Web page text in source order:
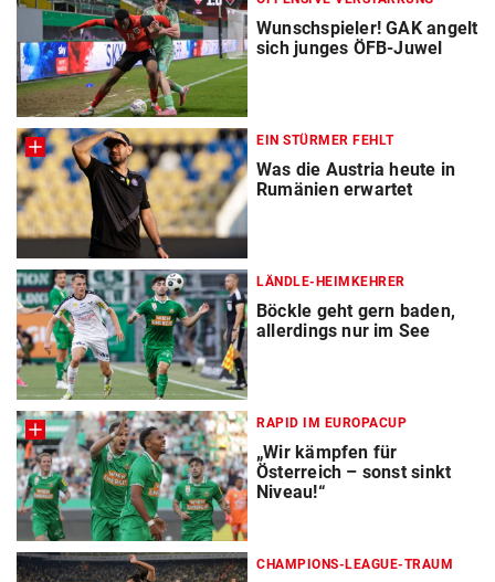
Wunschspieler! GAK angelt
sich junges ÖFB-Juwel
EIN STÜRMER FEHLT
Was die Austria heute in
Rumänien erwartet
LÄNDLE-HEIMKEHRER
Böckle geht gern baden,
allerdings nur im See
RAPID IM EUROPACUP
„Wir kämpfen für
Österreich – sonst sinkt
Niveau!“
CHAMPIONS-LEAGUE-TRAUM